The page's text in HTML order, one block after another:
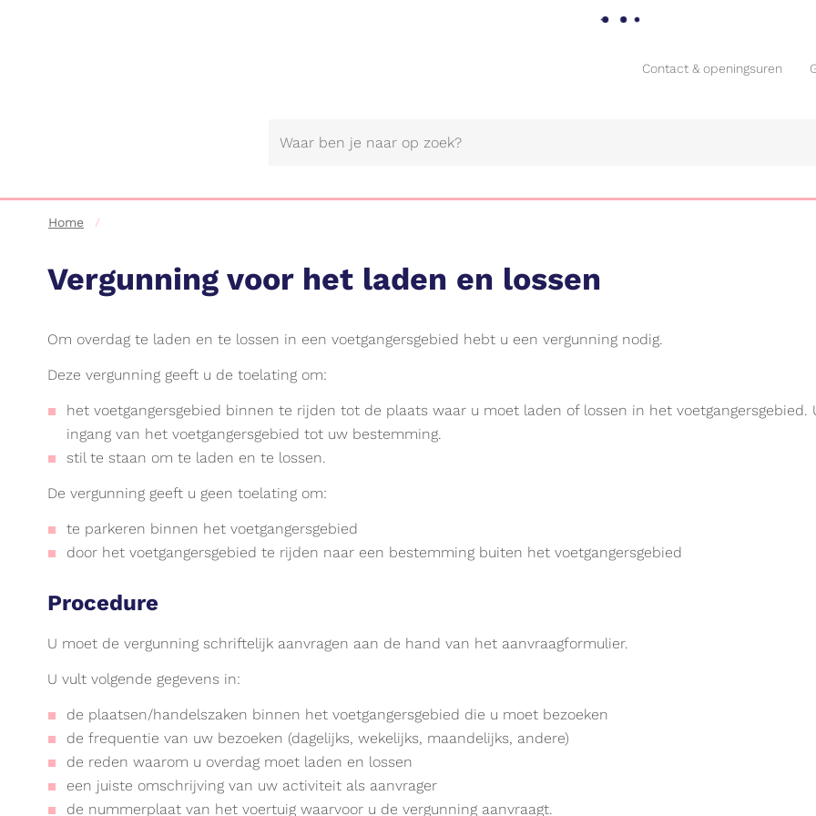
Naar
Contact & openingsuren
Home
Vergunning voor het laden en lossen
Om overdag te laden en te lossen in een voetgangersgebied hebt u een vergunning nodig.
Deze vergunning geeft u de toelating om:
het voetgangersgebied binnen te rijden tot de plaats waar u moet laden of lossen in het
ingang van het voetgangersgebied tot uw bestemming.
stil te staan om te laden en te lossen.
De vergunning geeft u geen toelating om:
te parkeren binnen het voetgangersgebied
door het voetgangersgebied te rijden naar een bestemming buiten het voetgangersgebied
Procedure
U moet de vergunning schriftelijk aanvragen aan de hand van het aanvraagformulier.
U vult volgende gegevens in:
de plaatsen/handelszaken binnen het voetgangersgebied die u moet bezoeken
de frequentie van uw bezoeken (dagelijks, wekelijks, maandelijks, andere)
de reden waarom u overdag moet laden en lossen
een juiste omschrijving van uw activiteit als aanvrager
de nummerplaat van het voertuig waarvoor u de vergunning aanvraagt.